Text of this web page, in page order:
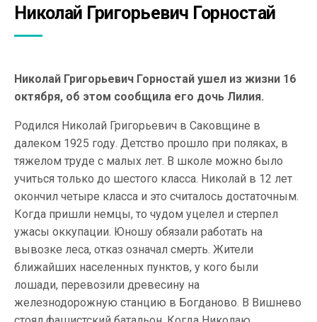
Николай Григорьевич Горностай
Николай Григорьевич Горностай ушел из жизни 16
октября, об этом сообщила его дочь Лилия.
Родился Николай Григорьевич в Саковщине в
далеком 1925 году. Детство прошло при поляках, в
тяжелом труде с малых лет. В школе можно было
учиться только до шестого класса. Николай в 12 лет
окончил четыре класса и это считалось достаточным.
Когда пришли немцы, то чудом уцелел и стерпел
ужасы оккупации. Юношу обязали работать на
вывозке леса, отказ означал смерть. Жители
ближайших населенных пунктов, у кого были
лошади, перевозили древесину на
железнодорожную станцию в Богданово. В Вишнево